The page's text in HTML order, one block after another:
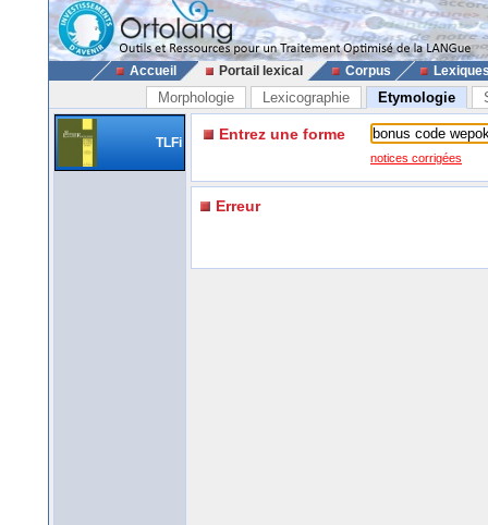
Accueil Portail lexical Corpus
Morphologie Lexicographie Etymologie
TLFi Entrez une forme
notices corrigées
Erreur